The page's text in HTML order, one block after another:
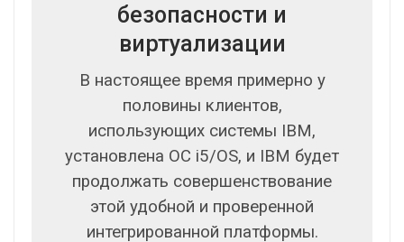
безопасности и
виртуализации
В настоящее время примерно у
половины клиентов,
использующих системы IBM,
установлена ОС i5/OS, и IBM будет
продолжать совершенствование
этой удобной и проверенной
интегрированной платформы.